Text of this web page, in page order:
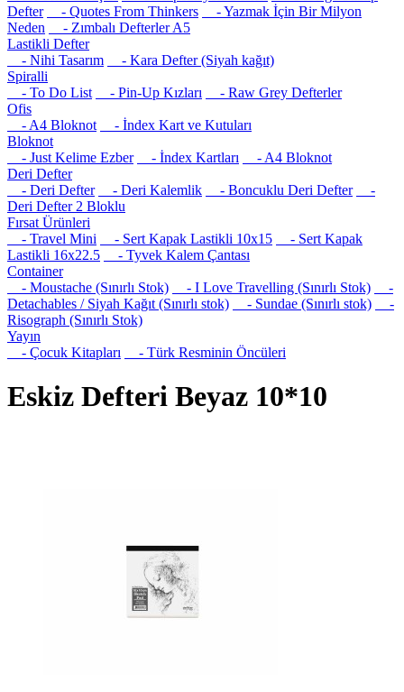
Defter
- Quotes From Thinkers
- Yazmak İçin Bir Milyon
Neden
- Zımbalı Defterler A5
Lastikli Defter
- Nihi Tasarım
- Kara Defter (Siyah kağıt)
Spiralli
- To Do List
- Pin-Up Kızları
- Raw Grey Defterler
Ofis
- A4 Bloknot
- İndex Kart ve Kutuları
Bloknot
- Just Kelime Ezber
- İndex Kartları
- A4 Bloknot
Deri Defter
- Deri Defter
- Deri Kalemlik - Boncuklu Deri Defter
-
Deri Defter 2 Bloklu
Fırsat Ürünleri
- Travel Mini
- Sert Kapak Lastikli 10x15
- Sert Kapak
Lastikli 16x22.5
- Tyvek Kalem Çantası
Container
- Moustache (Sınırlı Stok)
- I Love Travelling (Sınırlı Stok)
-
Detachables / Siyah Kağıt (Sınırlı stok)
- Sundae (Sınırlı stok)
-
Risograph (Sınırlı Stok)
Yayın
- Çocuk Kitapları
- Türk Resminin Öncüleri
Eskiz Defteri Beyaz 10*10